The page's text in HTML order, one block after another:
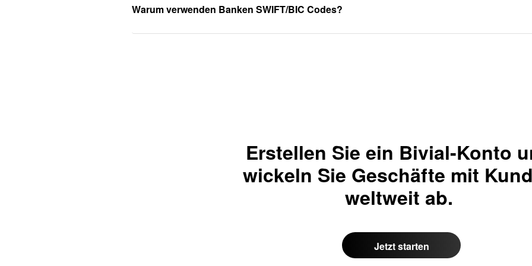
Warum verwenden Banken SWIFT/BIC Codes?
Erstellen Sie ein Bivial-Konto
wickeln Sie Geschäfte mit
weltweit ab.
Jetzt starten